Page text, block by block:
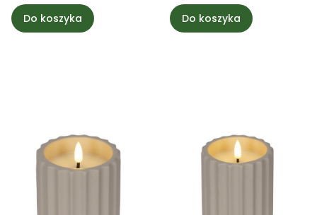
Do koszyka Do koszyka